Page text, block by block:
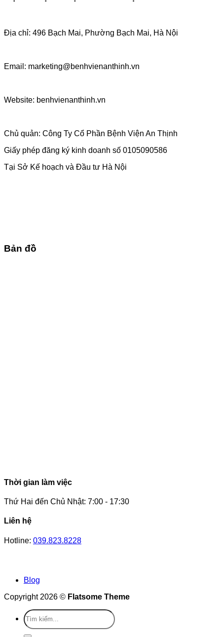
Địa chỉ: 496 Bạch Mai, Phường Bạch Mai, Hà Nội
Email: marketing@benhvienanthinh.vn
Website: benhvienanthinh.vn
Chủ quản: Công Ty Cổ Phần Bệnh Viện An Thịnh
Giấy phép đăng ký kinh doanh số 0105090586
Tại Sở Kế hoạch và Đầu tư Hà Nội
Bản đồ
Thời gian làm việc
Thứ Hai đến Chủ Nhật: 7:00 - 17:30
Liên hệ
Hotline: 039.823.8228
Blog
Copyright 2026 © Flatsome Theme